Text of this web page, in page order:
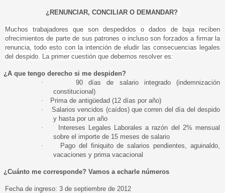
¿RENUNCIAR, CONCILIAR O DEMANDAR?
Muchos trabajadores que son despedidos o dados de baja reciben
ofrecimientos de parte de sus patrones o incluso son forzados a firmar la
renuncia, todo esto con la intención de eludir las consecuencias legales
del despido. La primer cuestión que debemos resolver es:
¿A que tengo derecho si me despiden?
·
90 días de salario integrado (indemnización
constitucional)
·
Prima de antigüedad (12 días por año)
·
Salarios vencidos (caídos) que corren del día del despido
y hasta por un año
·
Intereses Legales Laborales a razón del 2% mensual
sobre el importe de 15 meses de salario
·
Pago del finiquito de salarios pendientes, aguinaldo,
vacaciones y prima vacacional
¿Cuánto me corresponde? Vamos a echarle números
Fecha de ingreso: 3 de septiembre de 2012